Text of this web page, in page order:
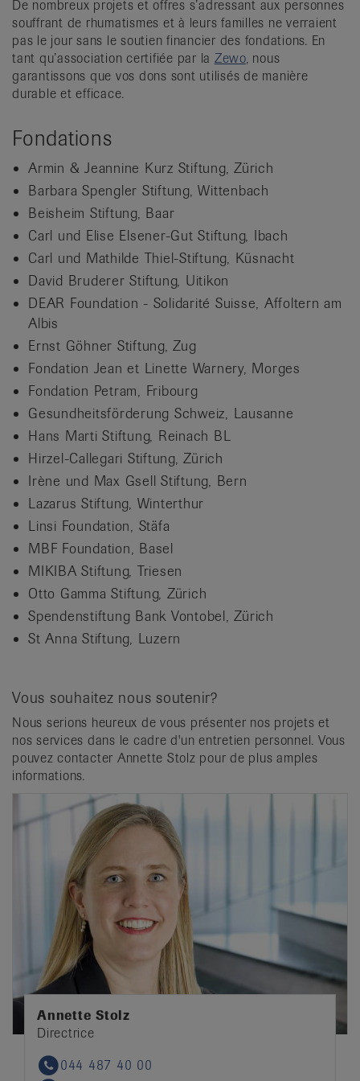
De nombreux projets et offres s’adressant aux personnes
souffrant de rhumatismes et à leurs familles ne verraient
pas le jour sans le soutien financier des fondations. En
tant qu’association certifiée par la Zewo, nous
garantissons que vos dons sont utilisés de manière
durable et efficace.
Fondations
Armin & Jeannine Kurz Stiftung, Zürich
Barbara Spengler Stiftung, Wittenbach
Beisheim Stiftung, Baar
Carl und Elise Elsener-Gut Stiftung, Ibach
Carl und Mathilde Thiel-Stiftung, Küsnacht
David Bruderer Stiftung, Uitikon
DEAR Foundation - Solidarité Suisse, Affoltern am
Albis
Ernst Göhner Stiftung, Zug
Fondation Jean et Linette Warnery, Morges
Fondation Petram, Fribourg
Gesundheitsförderung Schweiz, Lausanne
Hans Marti Stiftung, Reinach BL
Hirzel-Callegari Stiftung, Zürich
Irène und Max Gsell Stiftung, Bern
Lazarus Stiftung, Winterthur
Linsi Foundation, Stäfa
MBF Foundation, Basel
MIKIBA Stiftung, Triesen
Otto Gamma Stiftung, Zürich
Spendenstiftung Bank Vontobel, Zürich
St Anna Stiftung, Luzern
Vous souhaitez nous soutenir?
Nous serions heureux de vous présenter nos projets et
nos services dans le cadre d'un entretien personnel. Vous
pouvez contacter Annette Stolz pour de plus amples
informations.
Annette Stolz
Directrice
Phone044 487 40 00